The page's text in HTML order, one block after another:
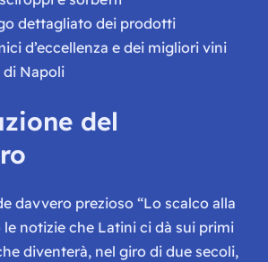
dettagliato dei prodotti
d’eccellenza e dei migliori vini
di Napoli
del
davvero prezioso “Lo scalco alla
le notizie che Latini ci dà sui primi
diventerà, nel giro di due secoli,